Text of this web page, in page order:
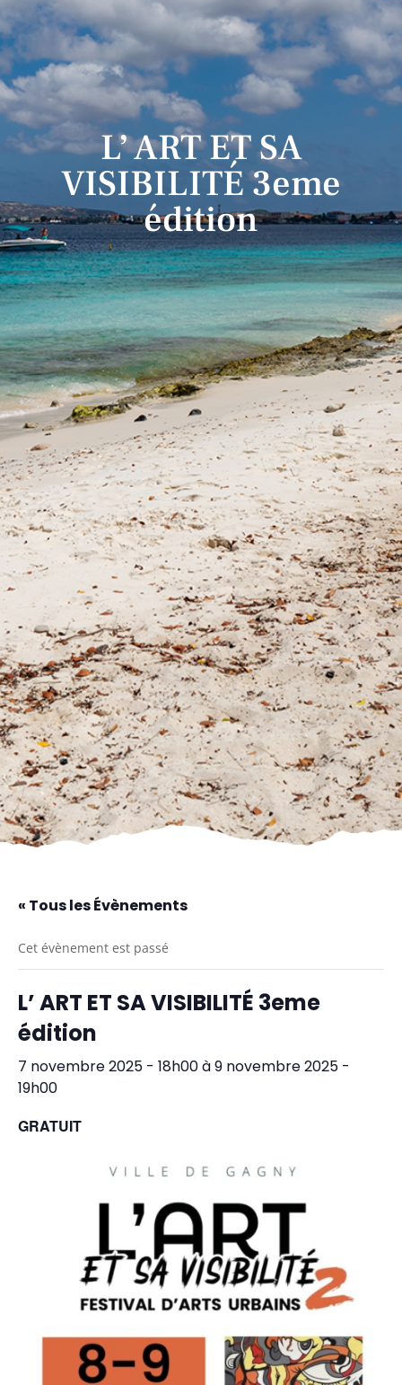
L’ ART ET SA
VISIBILITÉ 3eme
édition
« Tous les Évènements
Cet évènement est passé
L’ ART ET SA VISIBILITÉ 3eme
édition
7 novembre 2025 - 18h00à9 novembre 2025 -
19h00
GRATUIT